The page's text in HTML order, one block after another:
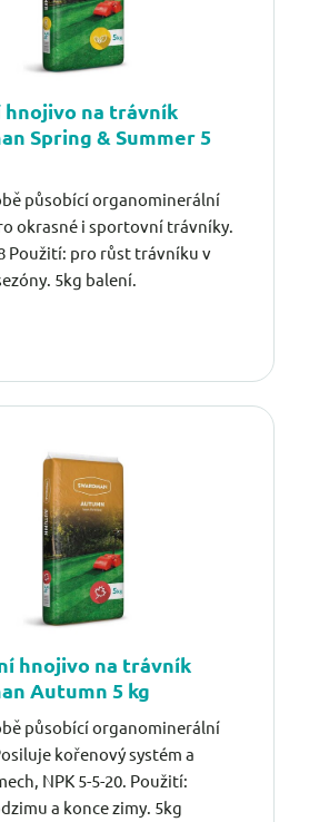
hnojivo na trávník
Spring & Summer 5
působící organominerální
okrasné i sportovní trávníky.
Použití: pro růst trávníku v
5kg balení.
hnojivo na trávník
Autumn 5 kg
působící organominerální
kořenový systém a
NPK 5-5-20. Použití:
a konce zimy. 5kg